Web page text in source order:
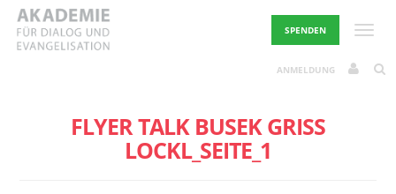
Skip
content
SPENDEN
ANMELDUNG
FLYER TALK BUSEK GRISS
LOCKL_SEITE_1